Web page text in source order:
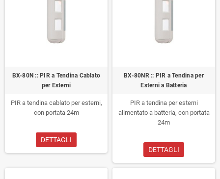
BX-80N :: PIR a Tendina Cablato
per Esterni
PIR a tendina cablato per esterni,
con portata 24m
DETTAGLI
BX-80NR :: PIR a Tendina per
Esterni a Batteria
PIR a tendina per esterni
alimentato a batteria, con portata
24m
DETTAGLI